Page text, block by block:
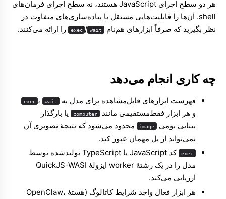
هر دو سطح اجرای JavaScript هستند، نه سطح اجرای فرمان‌های
shell. آن‌ها را قابلیت‌هایی مستقل با پیاده‌سازی‌های متفاوت در
نظر بگیرید که صرفاً ابزارهای هم‌نام
exec / wait را ارائه می‌کنند.
چه کاری انجام می‌دهد
فهرست ابزارهای قابل‌مشاهده برای مدل به exec ، wait
و هر ابزار فقط‌مستقیمی مانند computer یا بارگذار
بینایی بومی
image محدود می‌شود که نتیجهٔ تصویری آن
نمی‌تواند از پل مهمان عبور کند.
exec
کد JavaScript یا TypeScript تولیدشده توسط
مدل را در یک رشتهٔ worker ایزولهٔ QuickJS-WASI
ارزیابی می‌کند.
هر ابزار فعال واجد شرایط کاتالوگ (هستهٔ OpenClaw،
ساختار ثبت
مالکیت و قابلیت مشاهده